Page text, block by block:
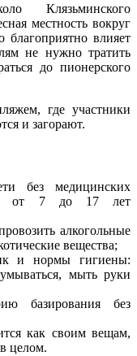
Клязьминского
местность вокруг
благоприятно влияет
не нужно тратить
до пионерского
где участники
и загорают.
без медицинских
от 7 до 17 лет
алкогольные
вещества;
и нормы гигиены:
мыть руки
базирования без
как своим вещам,
целом.